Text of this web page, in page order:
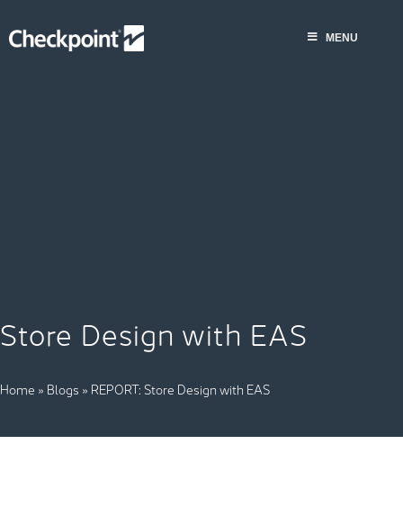
al
MENU
Store Design with EAS
Home » Blogs » REPORT: Store Design with EAS